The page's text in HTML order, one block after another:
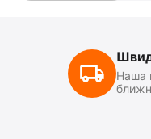
Наша